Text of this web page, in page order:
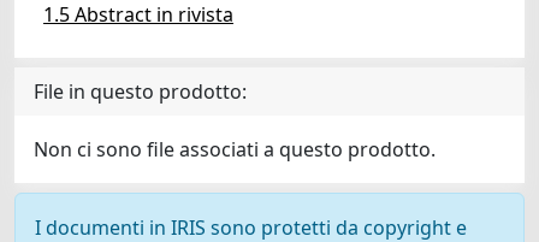
1.5 Abstract in rivista
File in questo prodotto:
Non ci sono file associati a questo prodotto.
I documenti in IRIS sono protetti da copyright e